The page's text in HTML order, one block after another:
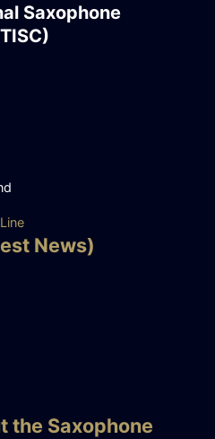
Saxophone
Line
News)
the Saxophone